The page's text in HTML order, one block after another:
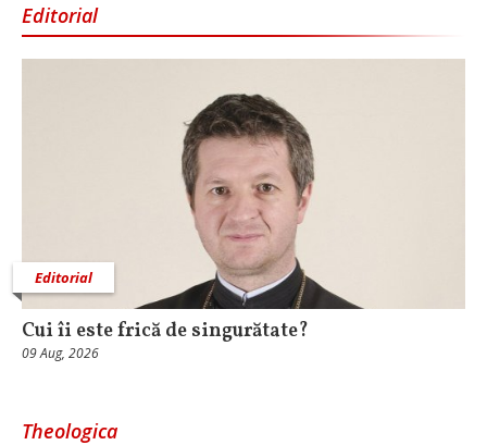
Editorial
Editorial
Cui îi este frică de singurătate?
09 Aug, 2026
Theologica